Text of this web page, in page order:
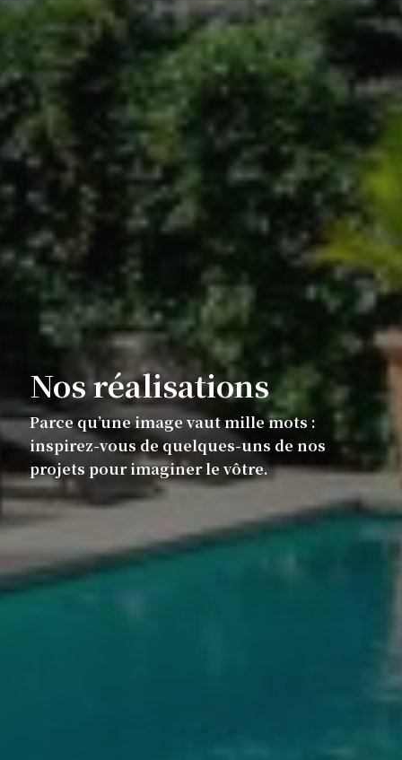
Nos réalisations
Parce qu’une image vaut mille mots :
inspirez-vous de quelques-uns de nos
projets pour imaginer le vôtre.